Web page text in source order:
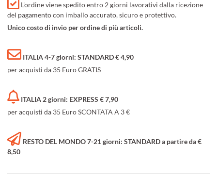
L'ordine viene spedito entro 2 giorni lavorativi dalla ricezione
del pagamento con imballo accurato, sicuro e protettivo.
Unico costo di invio per ordine di più articoli.
ITALIA 4-7 giorni: STANDARD € 4,90
per acquisti da 35 Euro GRATIS
ITALIA 2 giorni: EXPRESS € 7,90
per acquisti da 35 Euro SCONTATA A 3 €
RESTO DEL MONDO 7-21 giorni: STANDARD a partire da €
8,50